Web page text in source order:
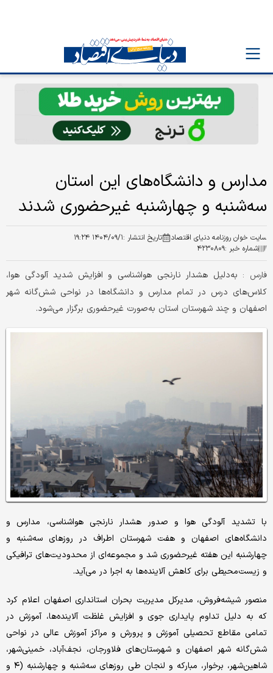
مدارس و دانشگاه‌های این استان
سه‌شنبه و چهارشنبه غیرحضوری شدند
سایت خوان روزنامه دنیای اقتصاد تاریخ انتشار :۱۴۰۴/۰۹/۱ ۱۹:۲۴
شماره خبر :۴۲۳۰۸۰۹
فارس : به‌دلیل هشدار نارنجی هواشناسی و افزایش شدید آلودگی هوا،
کلاس‌های درس در تمام مدارس و دانشگاه‌ها در نواحی شش‌گانه شهر
اصفهان و چند شهرستان استان به‌صورت غیرحضوری برگزار می‌شود.
با تشدید آلودگی هوا و صدور هشدار نارنجی هواشناسی، مدارس و
دانشگاه‌های اصفهان و هفت شهرستان اطراف در روزهای سه‌شنبه و
چهارشنبه این هفته غیرحضوری شد و مجموعه‌ای از محدودیت‌های ترافیکی
و زیست‌محیطی برای کاهش آلاینده‌ها به اجرا در می‌آید.
منصور شیشه‌فروش، مدیرکل مدیریت بحران استانداری اصفهان اعلام کرد
که به‌ دلیل تداوم پایداری جوی و افزایش غلظت آلاینده‌ها، آموزش در
تمامی مقاطع تحصیلی آموزش و پرورش و مراکز آموزش عالی در نواحی
شش‌گانه شهر اصفهان و شهرستان‌های فلاورجان، نجف‌آباد، خمینی‌شهر،
شاهین‌شهر، برخوار، مبارکه و لنجان طی روزهای سه‌شنبه و چهارشنبه (۴ و